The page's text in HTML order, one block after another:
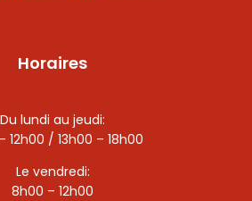
Horaires
Du lundi au jeudi:
12h00 / 13h00 – 18h00
Le vendredi:
8h00 – 12h00